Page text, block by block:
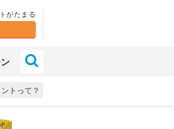
がたまる
トって？